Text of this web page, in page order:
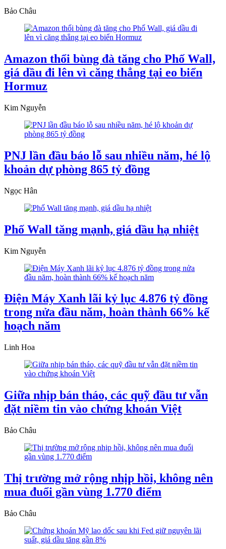
Bảo Châu
Amazon thổi bùng đà tăng cho Phố Wall,
giá dầu đi lên vì căng thẳng tại eo biển
Hormuz
Kim Nguyễn
PNJ lần đầu báo lỗ sau nhiều năm, hé lộ
khoản dự phòng 865 tỷ đồng
Ngọc Hân
Phố Wall tăng mạnh, giá dầu hạ nhiệt
Kim Nguyễn
Điện Máy Xanh lãi kỷ lục 4.876 tỷ đồng
trong nửa đầu năm, hoàn thành 66% kế
hoạch năm
Linh Hoa
Giữa nhịp bán tháo, các quỹ đầu tư vẫn
đặt niềm tin vào chứng khoán Việt
Bảo Châu
Thị trường mở rộng nhịp hồi, không nên
mua đuổi gần vùng 1.770 điểm
Bảo Châu